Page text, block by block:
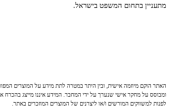
מתעניין בתחום המשפט בישראל.
האתר הוקם מיוזמה אישית, ובין היתר במטרה לתת מידע על המוצרים
ומבוסס על מחקר אישי שנערך על ידי המחבר. המידע איננו מייצג בהכרח
לפנות למשווקים המורשים ו/או ליצרנים של המוצרים המוזכרים באתר.